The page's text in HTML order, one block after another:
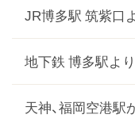
JR博多駅 筑紫口
地下鉄 博多駅よ
天神、福岡空港駅